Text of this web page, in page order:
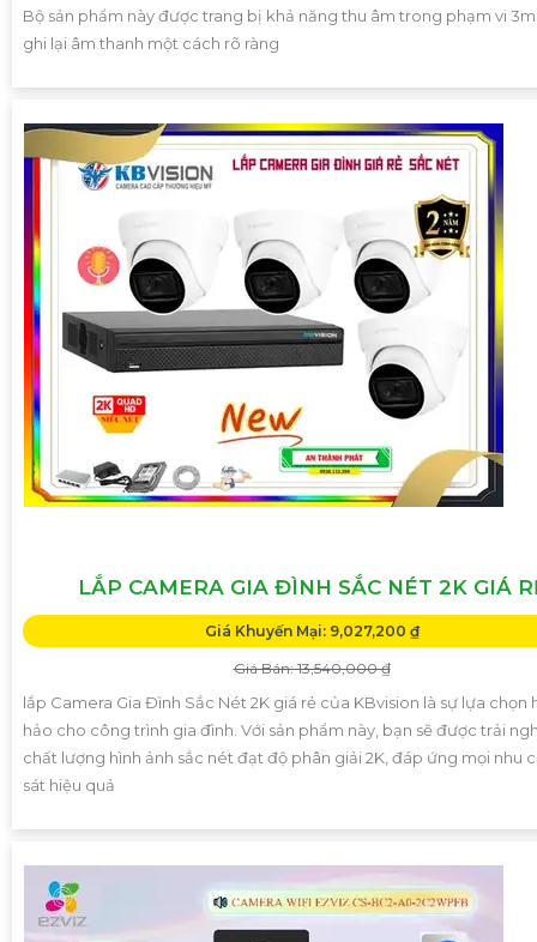
Bộ sản phẩm này được trang bị khả năng thu âm trong phạm vi
ghi lại âm thanh một cách rõ ràng
LẮP CAMERA GIA ĐÌNH SẮC NÉT 2K GIÁ
Giá Khuyến Mại: 9,027,200 ₫
Giá Bán: 13,540,000 ₫
lắp Camera Gia Đình Sắc Nét 2K giá rẻ của KBvision là sự lựa chọn
hảo cho công trình gia đình. Với sản phẩm này, bạn sẽ được trải
chất lượng hình ảnh sắc nét đạt độ phân giải 2K, đáp ứng mọi nhu
sát hiệu quả